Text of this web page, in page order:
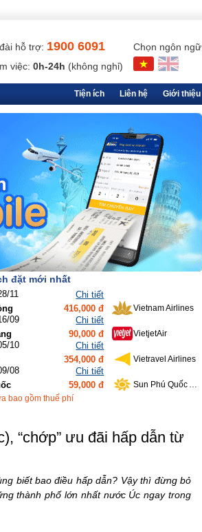
hỗ trợ: 1900 6091
việc: 0h-24h (không nghỉ)
Chọn ngôn ngữ
Giới thiệu
Liên hệ
Tiện ích
đặt mới nhất
416,000 đ
Chi tiết
Vietnam Airlines
90,000 đ
Chi tiết
VietjetAir
354,000 đ
Chi tiết
Vietravel Airlines
59,000 đ
Chi tiết
Sun Phú Quốc Airways
bao gồm thuế phí
“chớp” ưu đãi hấp dẫn từ
biết bao điều hấp dẫn? Vậy thì đừng bỏ
thành phố lớn nhất nước Úc ngay trong